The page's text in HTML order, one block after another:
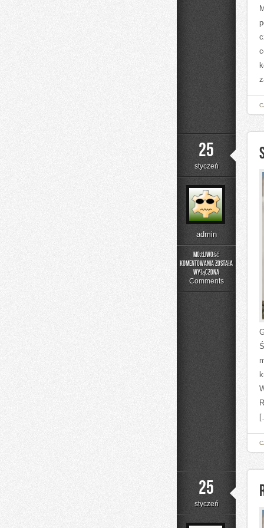
25
styczeń
admin
Możliwość
komentowania
rowerowe
została
wyłączona
Comments
25
styczeń